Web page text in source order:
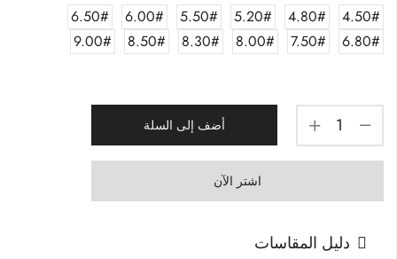
4.50#
4.80#
5.20#
5.50#
6.00#
6.50#
6.80#
7.50#
8.00#
8.30#
8.50#
9.00#
أضف إلى السلة
اشتر الآن
دليل المقاسات